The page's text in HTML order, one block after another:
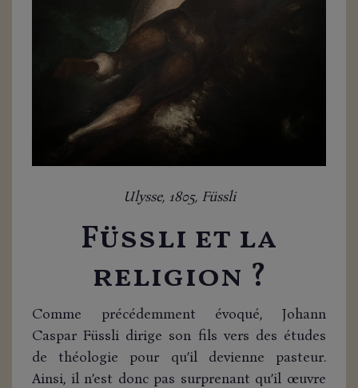
Ulysse, 1805, Füssli
Füssli et la
religion ?
Comme précédemment évoqué, Johann
Caspar Füssli dirige son fils vers des études
de théologie pour qu’il devienne pasteur.
Ainsi, il n’est donc pas surprenant qu’il œuvre